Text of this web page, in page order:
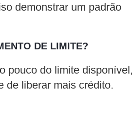
demonstrar um padrão
DE LIMITE?
pouco do limite disponível,
de liberar mais crédito.